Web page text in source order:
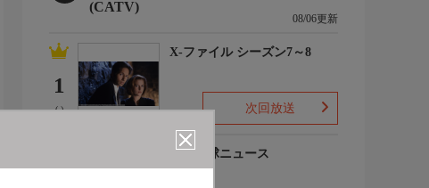
(CATV)
08/06更新
1
(-)
X-ファイル シーズン7～8
次回放送
プロ野球ニュース